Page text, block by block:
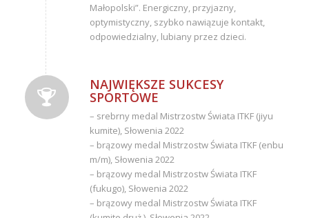
Małopolski”. Energiczny, przyjazny,
optymistyczny, szybko nawiązuje kontakt,
odpowiedzialny, lubiany przez dzieci.
NAJWIĘKSZE SUKCESY
SPORTOWE
– srebrny medal Mistrzostw Świata ITKF (jiyu
kumite), Słowenia 2022
– brązowy medal Mistrzostw Świata ITKF (enbu
m/m), Słowenia 2022
– brązowy medal Mistrzostw Świata ITKF
(fukugo), Słowenia 2022
– brązowy medal Mistrzostw Świata ITKF